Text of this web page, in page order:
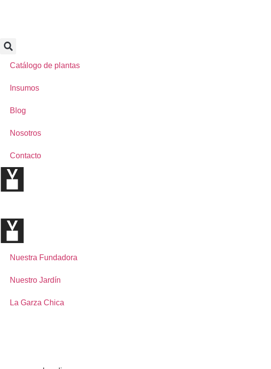
Catálogo de plantas
Insumos
Blog
Nosotros
Contacto
Nuestra Fundadora
Nuestro Jardín
La Garza Chica